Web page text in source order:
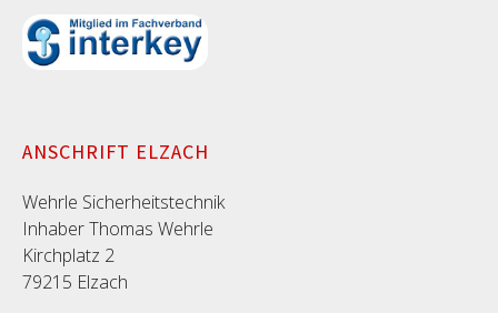
ANSCHRIFT ELZACH
Wehrle Sicherheitstechnik
Inhaber Thomas Wehrle
Kirchplatz 2
79215 Elzach